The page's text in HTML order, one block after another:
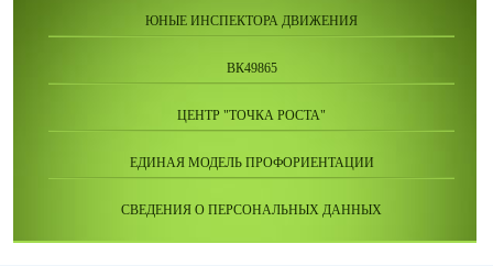
ЮНЫЕ ИНСПЕКТОРА ДВИЖЕНИЯ
ВК49865
ЦЕНТР "ТОЧКА РОСТА"
ЕДИНАЯ МОДЕЛЬ ПРОФОРИЕНТАЦИИ
СВЕДЕНИЯ О ПЕРСОНАЛЬНЫХ ДАННЫХ